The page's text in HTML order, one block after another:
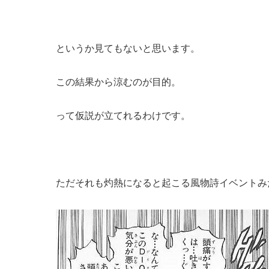
というか見てもないと思います。
この結果から涼むのが目的。
って仮説が立てれるわけです。
ただそれも灼熱になると起こる風物詩イベント